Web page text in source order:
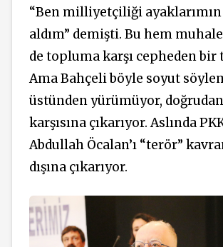
“Ben milliyetçiliği ayaklarımın
aldım” demişti. Bu hem
de topluma karşı cepheden bir
Ama Bahçeli böyle soyut
üstünden yürümüyor,
karşısına çıkarıyor. Aslında
Abdullah Öcalan’ı “terör”
dışına çıkarıyor.